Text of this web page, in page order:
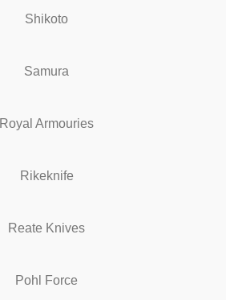
Shikoto
Samura
Royal Armouries
Rikeknife
Reate Knives
Pohl Force